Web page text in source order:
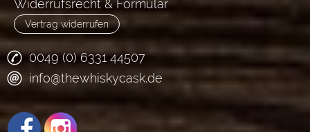
Widerrufsrecht & Formular
Vertrag widerrufen
0049 (0) 6331 44507
info@thewhiskycask.de